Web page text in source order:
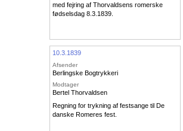
med fejring af Thorvaldsens romerske
fødselsdag 8.3.1839.
10.3.1839
Afsender
Berlingske Bogtrykkeri
Modtager
Bertel Thorvaldsen
Regning for trykning af festsange til De
danske Romeres fest.